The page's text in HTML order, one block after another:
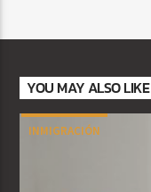
YOU MAY ALSO LIKE
INMIGRACIÓN